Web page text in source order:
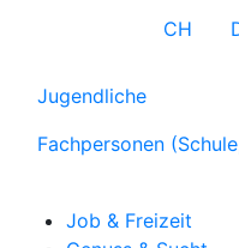
CH
Jugendliche
Fachpersonen
Job & Freizeit